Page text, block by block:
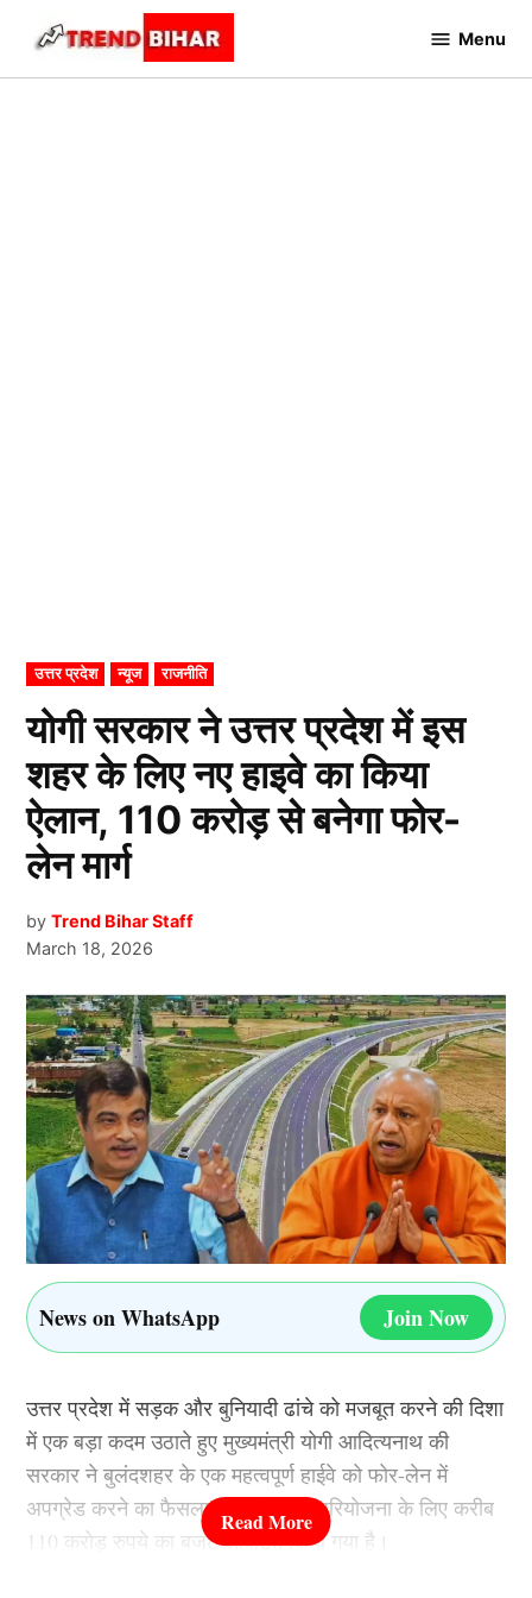
content
Bihar
Menu
POSTED
IN
उत्तर प्रदेश न्यूज राजनीति
योगी सरकार ने उत्तर प्रदेश में इस
शहर के लिए नए हाइवे का किया
ऐलान, 110 करोड़ से बनेगा फोर-
लेन मार्ग
by Trend Bihar Staff
March 18, 2026
News on WhatsApp Join Now
उत्तर प्रदेश में सड़क और बुनियादी ढांचे को मजबूत करने की दिशा
में एक बड़ा कदम उठाते हुए मुख्यमंत्री योगी आदित्यनाथ की
सरकार ने बुलंदशहर के एक महत्वपूर्ण हाईवे को फोर-लेन में
अपग्रेड करने का फैसला किया है। इस परियोजना के लिए करीब
110 करोड़ रुपये का बजट आवंटित किया गया है।